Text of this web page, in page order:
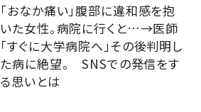
「おなか痛い」腹部に違和感を抱
いた女性。病院に行くと…→医師
「すぐに大学病院へ」その後判明し
た病に絶望。 SNSでの発信をす
る思いとは